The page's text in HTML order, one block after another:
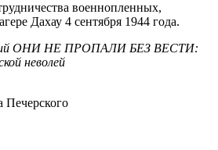
военнопленных,
Дахау 4 сентября 1944 года.
ОНИ НЕ ПРОПАЛИ БЕЗ ВЕСТИ:
неволей
Печерского